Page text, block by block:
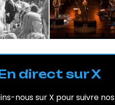
direct sur X
nous sur X pour suivre nos